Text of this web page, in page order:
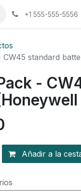
+1 555-555-5556
standard
-
Añadir a la